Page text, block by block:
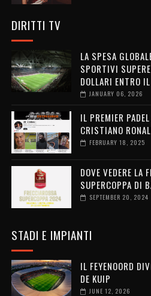
DIRITTI TV
LA SPESA
SPORTIVI
DOLLARI ENTRO
JANUARY 06, 2026
IL PREMIER
CRISTIANO
FEBRUARY 18, 2025
DOVE VEDERE LA
SUPERCOPPA DI
SEPTEMBER 20, 2024
STADI E IMPIANTI
IL FEYENOORD
DE KUIP
JUNE 12, 2026